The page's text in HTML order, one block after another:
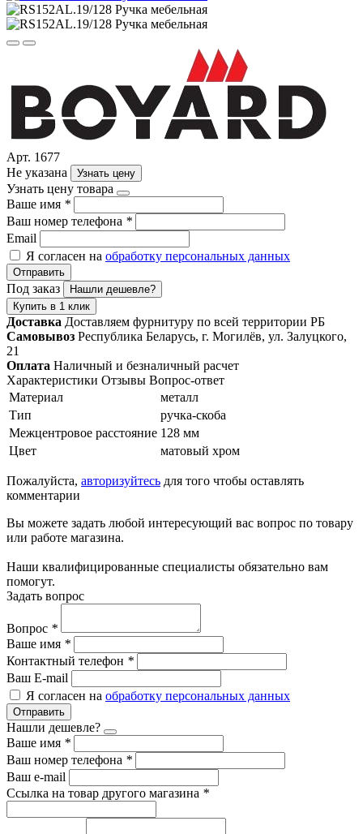
Арт. 1677
Не указана
Узнать цену
Узнать цену товара
Ваше имя *
Ваш номер телефона *
Email
Я согласен на обработку персональных данных
Отправить
Под заказ
Нашли дешевле?
Купить в 1 клик
Доставка Доставляем фурнитуру по всей территории РБ
Самовывоз Республика Беларусь, г. Могилёв, ул. Залуцкого,
21
Оплата Наличный и безналичный расчет
Характеристики Отзывы Вопрос-ответ
Материал
металл
Тип
ручка-скоба
Межцентровое расстояние 128 мм
Цвет
матовый хром
Пожалуйста, авторизуйтесь для того чтобы оставлять
комментарии
Вы можете задать любой интересующий вас вопрос по товару
или работе магазина.
Наши квалифицированные специалисты обязательно вам
помогут.
Задать вопрос
Вопрос *
Ваше имя *
Контактный телефон *
Ваш E-mail
Я согласен на обработку персональных данных
Отправить
Нашли дешевле?
Ваше имя *
Ваш номер телефона *
Ваш e-mail
Ссылка на товар другого магазина *